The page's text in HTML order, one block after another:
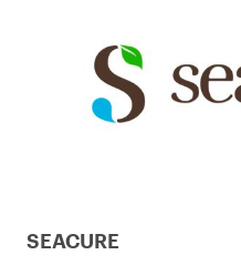
SEACURE